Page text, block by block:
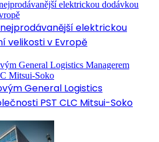
nejprodávanější elektrickou
velikosti v Evropě
General Logistics
PST CLC Mitsui-Soko